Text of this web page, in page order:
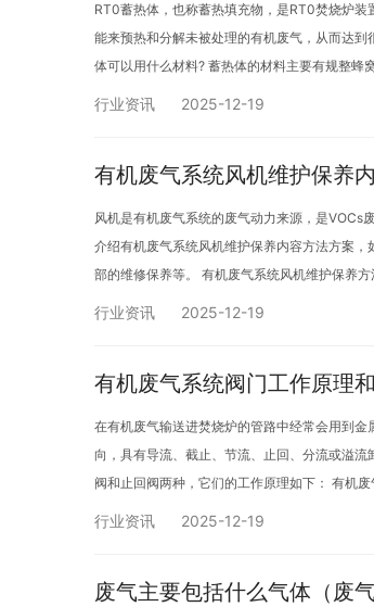
RT0蓄热体，也称蓄热填充物，是RT0焚烧炉
能来预热和分解未被处理的有机废气，从而达
体可以用什么材料? 蓄热体的材料主要有规整
行业资讯 2025-12-19
有机废气系统风机维护保养
风机是有机废气系统的废气动力来源，是VOCs
介绍有机废气系统风机维护保养内容方法方案
部的维修保养等。 有机废气系统风机维护保养
行业资讯 2025-12-19
有机废气系统阀门工作原理
在有机废气输送进焚烧炉的管路中经常会用到
向，具有导流、截止、节流、止回、分流或溢
阀和止回阀两种，它们的工作原理如下： 有机
行业资讯 2025-12-19
废气主要包括什么气体（废